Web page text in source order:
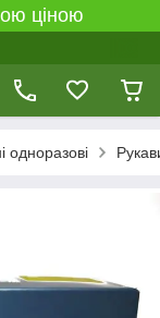
ціною
одноразові